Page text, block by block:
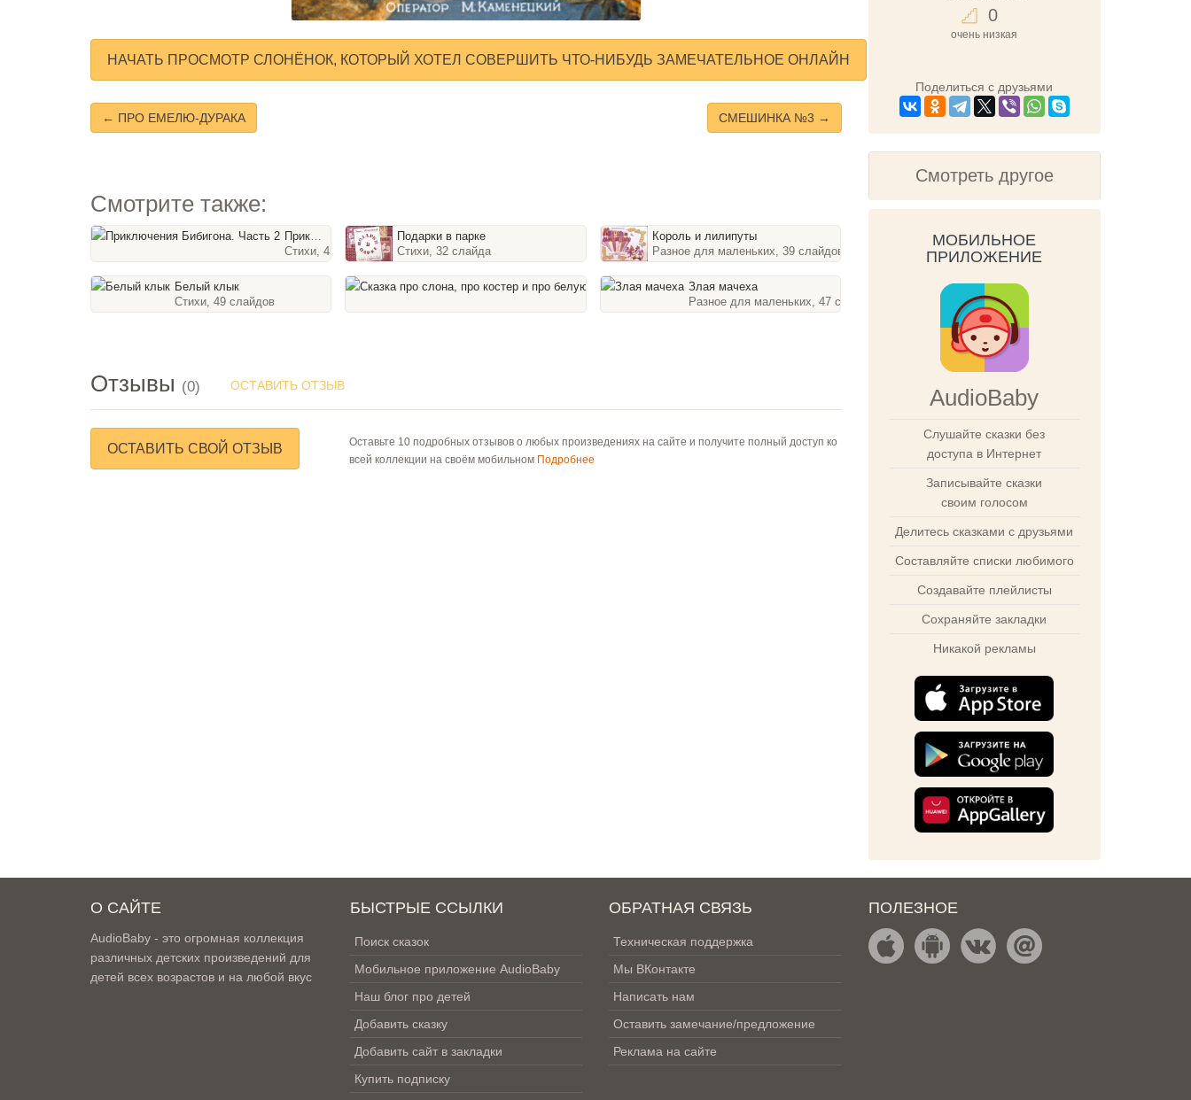
НАЧАТЬ ПРОСМОТР СЛОНЁНОК, КОТОРЫЙ ХОТЕЛ СОВЕРШИТЬ ЧТО-НИБУДЬ ЗАМЕЧАТЕЛЬНОЕ ОНЛАЙН
← ПРО ЕМЕЛЮ-ДУРАКА СМЕШИНКА №3 →
Смотрите также:
Приключения Бибигона. Часть 2
Стихи, 45 слайдов
Белый клык
Стихи, 49 слайдов
Подарки в парке
Стихи, 32 слайда
Сказка про слона, про костер и про белую уточку
Стихи, 30 слайдов
Король и лилипуты
Разное для маленьких, 39 слайдов
Злая мачеха
Разное для маленьких, 47 слайдов
Отзывы (0) ОСТАВИТЬ ОТЗЫВ
ОСТАВИТЬ СВОЙ ОТЗЫВ
Оставьте 10 подробных отзывов о любых произведениях на сайте и получите полный доступ ко
всей коллекции на своём мобильном Подробнее
0
очень низкая
Поделиться с друзьями
Смотреть другое
МОБИЛЬНОЕ
ПРИЛОЖЕНИЕ
AudioBaby
Слушайте сказки без
доступа в Интернет
Записывайте сказки
своим голосом
Делитесь сказками с друзьями
Составляйте списки любимого
Создавайте плейлисты
Сохраняйте закладки
Никакой рекламы
О САЙТЕ
AudioBaby - это огромная коллекция
различных детских произведений для
детей всех возрастов и на любой вкус
БЫСТРЫЕ ССЫЛКИ
Поиск сказок
Мобильное приложение AudioBaby
Наш блог про детей
Добавить сказку
Добавить сайт в закладки
Купить подписку
ОБРАТНАЯ СВЯЗЬ
Техническая поддержка
Мы ВКонтакте
Написать нам
Оставить замечание/предложение
Реклама на сайте
ПОЛЕЗНОЕ